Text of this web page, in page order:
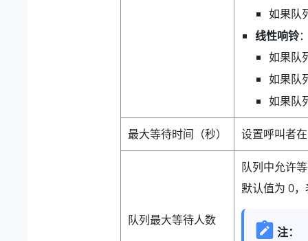
如果队
线性响铃
如果队
如果队
如果队
最大等待时间（秒） 设置呼叫者
队列最大等待人数
队列中允许
默认值为 0
注：